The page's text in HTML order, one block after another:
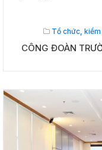
Tổ chức,
CÔNG ĐOÀN